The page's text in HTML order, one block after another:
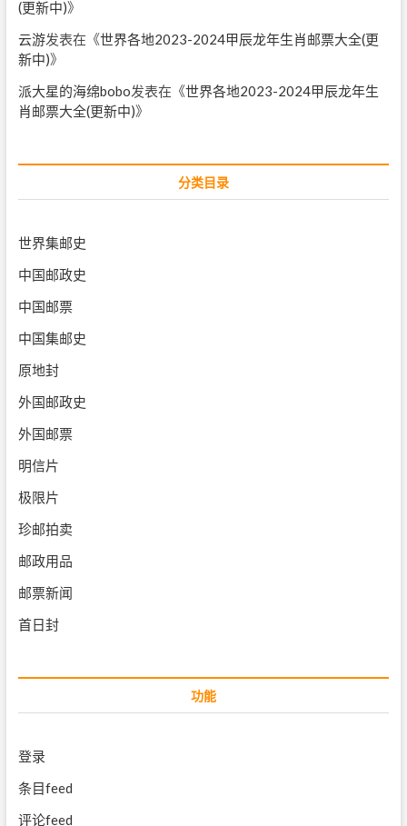
(更新中)》
云游发表在《世界各地2023-2024甲辰龙年生肖邮票大全(更
新中)》
派大星的海绵bobo发表在《世界各地2023-2024甲辰龙年生
肖邮票大全(更新中)》
分类目录
世界集邮史
中国邮政史
中国邮票
中国集邮史
原地封
外国邮政史
外国邮票
明信片
极限片
珍邮拍卖
邮政用品
邮票新闻
首日封
功能
登录
条目feed
评论feed